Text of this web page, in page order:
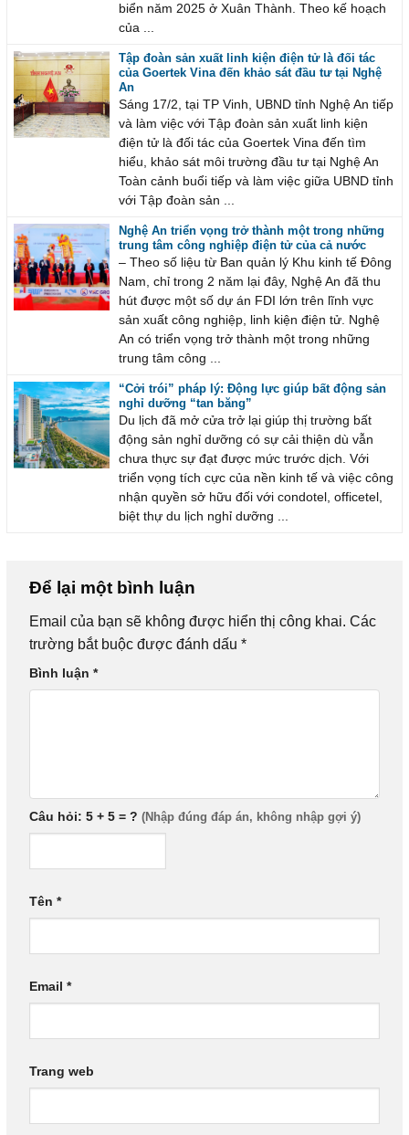
biển năm 2025 ở Xuân Thành. Theo kế hoạch
của ...
Tập đoàn sản xuất linh kiện điện tử là đối tác
của Goertek Vina đến khảo sát đầu tư tại Nghệ
An
Sáng 17/2, tại TP Vinh, UBND tỉnh Nghệ An tiếp
và làm việc với Tập đoàn sản xuất linh kiện
điện tử là đối tác của Goertek Vina đến tìm
hiểu, khảo sát môi trường đầu tư tại Nghệ An
Toàn cảnh buổi tiếp và làm việc giữa UBND tỉnh
với Tập đoàn sản ...
Nghệ An triển vọng trở thành một trong những
trung tâm công nghiệp điện tử của cả nước
– Theo số liệu từ Ban quản lý Khu kinh tế Đông
Nam, chỉ trong 2 năm lại đây, Nghệ An đã thu
hút được một số dự án FDI lớn trên lĩnh vực
sản xuất công nghiệp, linh kiện điện tử. Nghệ
An có triển vọng trở thành một trong những
trung tâm công ...
“Cởi trói” pháp lý: Động lực giúp bất động sản
nghỉ dưỡng “tan băng”
Du lịch đã mở cửa trở lại giúp thị trường bất
động sản nghỉ dưỡng có sự cải thiện dù vẫn
chưa thực sự đạt được mức trước dịch. Với
triển vọng tích cực của nền kinh tế và việc công
nhận quyền sở hữu đối với condotel, officetel,
biệt thự du lịch nghỉ dưỡng ...
Để lại một bình luận
Email của bạn sẽ không được hiển thị công khai. Các
trường bắt buộc được đánh dấu *
Bình luận *
Câu hỏi: 5 + 5 = ?
Tên *
Email *
Trang web